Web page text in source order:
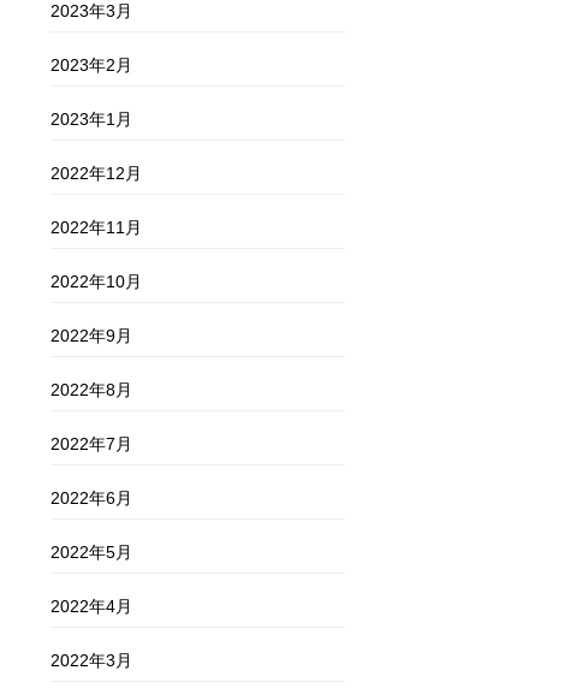
2023年3月
2023年2月
2023年1月
2022年12月
2022年11月
2022年10月
2022年9月
2022年8月
2022年7月
2022年6月
2022年5月
2022年4月
2022年3月